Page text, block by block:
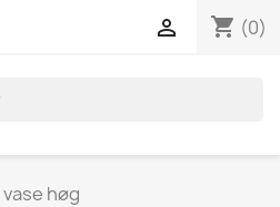
shopping_cart (0)

høg